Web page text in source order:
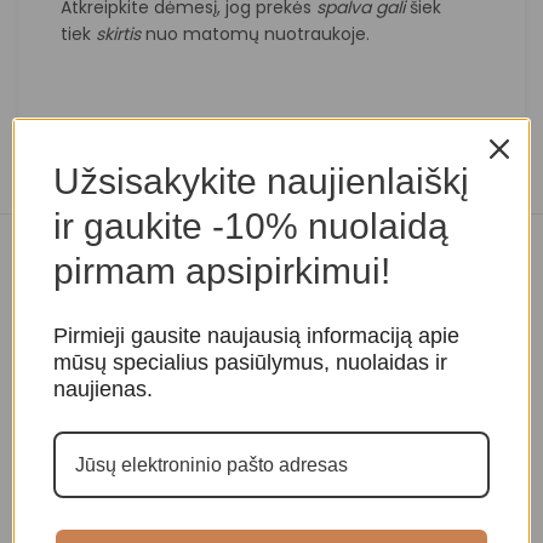
Atkreipkite dėmesį, jog prekės spalva gališiek
tiek skirtisnuo matomų nuotraukoje.
Panašios prekės
Užsisakykite naujienlaiškį
ir gaukite -10% nuolaidą
pirmam apsipirkimui!
Pirmieji gausite naujausią informaciją apie
mūsų specialius pasiūlymus, nuolaidas ir
naujienas.